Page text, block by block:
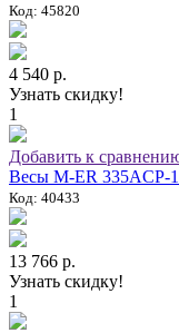
Код: 45820
4 540 р.
Узнать скидку!
1
Добавить к
Весы M-ER 335ACP-
Код: 40433
13 766 р.
Узнать скидку!
1